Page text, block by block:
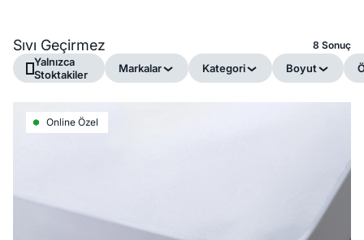
Sıvı Geçirmez 8 Sonuç
Yalnızca
Stoktakiler
Markalar Kategori Boyut
Online Özel